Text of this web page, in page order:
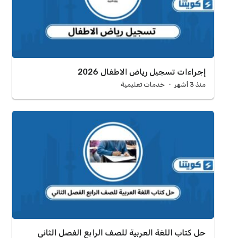
إجراءات تسجيل رياض الاطفال 2026
منذ 3 أشهر خدمات تعليمية
حل كتاب اللغة العربية للصف الرابع الفصل الثاني